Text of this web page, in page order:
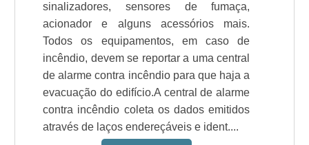
sinalizadores, sensores de fumaça,
acionador e alguns acessórios mais.
Todos os equipamentos, em caso de
incêndio, devem se reportar a uma central
de alarme contra incêndio para que haja a
evacuação do edifício.A central de alarme
contra incêndio coleta os dados emitidos
através de laços endereçáveis e ident....